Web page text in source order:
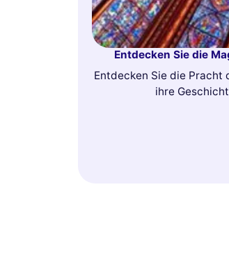
Entdecken Sie die
Entdecken Sie die Pracht
ihre